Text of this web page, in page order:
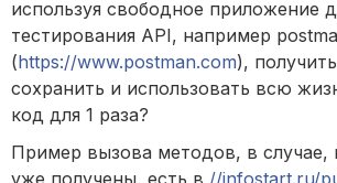
используя свободное приложение
тестирования API, например
(https://www.postman.com),
сохранить и использовать всю
код для 1 раза?
Пример вызова методов, в случае,